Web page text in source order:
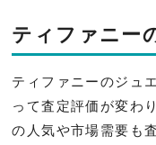
ティファニー
ティファニーのジュ
って査定評価が変わ
の人気や市場需要も